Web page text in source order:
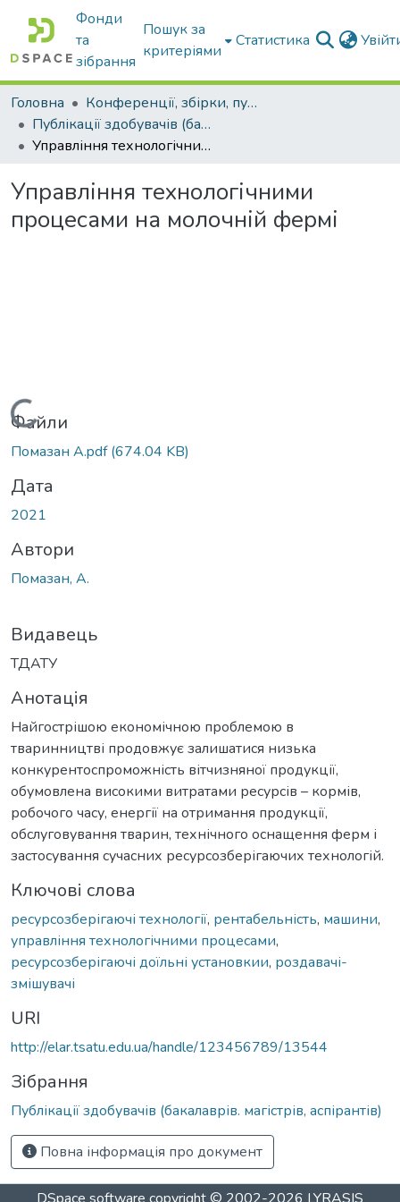
Фонди
та
зібрання
Пошук за
критеріями
Статистика
Головна
Конференції, збірки, публікації молодих вчених і здобувачів : магістрів, бакалаврів, аспірантів.
Публікації здобувачів (бакалаврів. магістрів, аспірантів)
Управління технологічними процесами на молочній фермі
Управління технологічними
процесами на молочній фермі
Вантажиться...
Файли
Помазан А.pdf(674.04 KB)
Дата
2021
Автори
Помазан, А.
Видавець
ТДАТУ
Анотація
Найгострішою економічною проблемою в
тваринництві продовжує залишатися низька
конкурентоспроможність вітчизняної продукції,
обумовлена високими витратами ресурсів – кормів,
робочого часу, енергії на отримання продукції,
обслуговування тварин, технічного оснащення ферм і
застосування сучасних ресурсозберігаючих технологій.
Ключові слова
ресурсозберігаючі технології, рентабельність, машини,
управління технологічними процесами,
ресурсозберігаючі доїльні установкии, роздавачі-
змішувачі
URI
http://elar.tsatu.edu.ua/handle/123456789/13544
Зібрання
Публікації здобувачів (бакалаврів. магістрів, аспірантів)
Повна інформація про документ